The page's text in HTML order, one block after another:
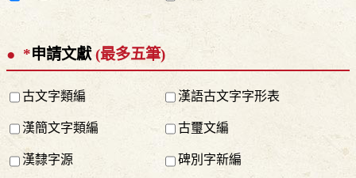
*申請文獻 (最多五筆)
古文字類編 漢語古文字字形表
漢簡文字類編 古璽文編
漢隸字源 碑別字新編